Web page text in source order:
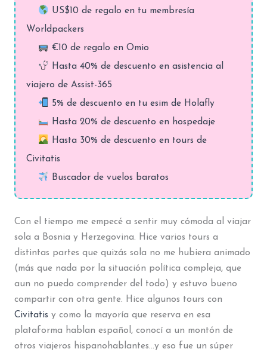
US$10 de regalo en tu membresía
Worldpackers
€10 de regalo en Omio
Hasta 40% de descuento en asistencia al
viajero de Assist-365
5% de descuento en tu esim de Holafly
Hasta 20% de descuento en hospedaje
Hasta 30% de descuento en tours de
Civitatis
Buscador de vuelos baratos
Con el tiempo me empecé a sentir muy cómoda al viajar
sola a Bosnia y Herzegovina. Hice varios tours a
distintas partes que quizás sola no me hubiera animado
(más que nada por la situación política compleja, que
aun no puedo comprender del todo) y estuvo bueno
compartir con otra gente. Hice algunos tours con
Civitatis y como la mayoría que reserva en esa
plataforma hablan español, conocí a un montón de
otros viajeros hispanohablantes…y eso fue un súper